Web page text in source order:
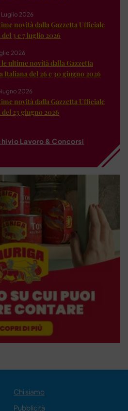
2026
novità dalla Gazzetta Ufficiale
3 e 7 luglio 2026
2026
ultime novità dalla Gazzetta
Italiana del 26 e 30 giugno 2026
2026
novità dalla Gazzetta Ufficiale
23 giugno 2026
Lavoro & Concorsi
Chi siamo
Pubblicità